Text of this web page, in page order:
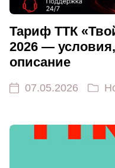
Тариф ТТК
2026 —
описание
07.05.2026